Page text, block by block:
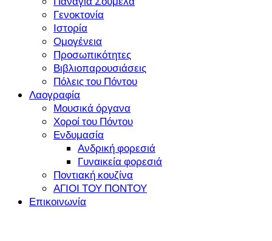
Γενοκτονία
Ιστορία
Ομογένεια
Προσωπικότητες
Βιβλιοπαρουσιάσεις
Πόλεις του Πόντου
Λαογραφία
Μουσικά όργανα
Χοροί του Πόντου
Ενδυμασία
Ανδρική φορεσιά
Γυναικεία φορεσιά
Ποντιακή κουζίνα
ΑΓΙΟΙ ΤΟΥ ΠΟΝΤΟΥ
Επικοινωνία